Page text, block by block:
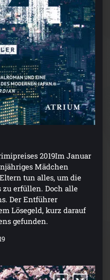
2019Im Januar
Mädchen
tun alles, um die
zu erfüllen. Doch alle
Der Entführer
Lösegeld, kurz darauf
gefunden.